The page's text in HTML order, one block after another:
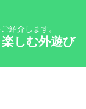
紹介します。
しむ外遊び